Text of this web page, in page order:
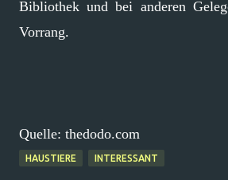
Bibliothek und bei anderen
Vorrang.
Quelle: thedodo.com
HAUSTIERE INTERESSANT